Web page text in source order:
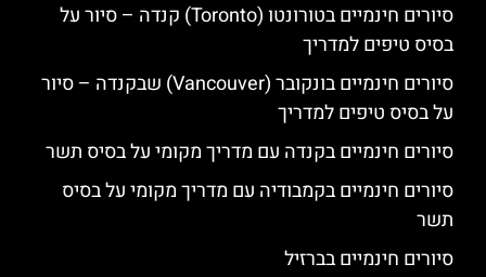
סיורים חינמיים בטורונטו (Toronto) קנדה – סיור על
בסיס טיפים למדריך
סיורים חינמיים בונקובר (Vancouver) שבקנדה – סיור
על בסיס טיפים למדריך
סיורים חינמיים בקנדה עם מדריך מקומי על בסיס תשר
סיורים חינמיים בקמבודיה עם מדריך מקומי על בסיס
תשר
סיורים חינמיים בברזיל